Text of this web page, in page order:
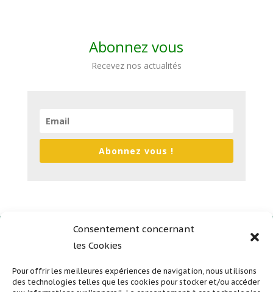
Consentement concernant
les Cookies
Pour offrir les meilleures expériences de navigation, nous utilisons
des technologies telles que les cookies pour stocker et/ou accéder
Abonnez vous
Recevez nos actualités
Abonnez vous !
Plan du site
Mentions légales